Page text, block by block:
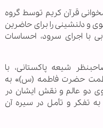
قرآن کریم توسط گروه
و دلنشینی را برای حاضرین
با اجرای سرود، احساسات
شیعه پاکستانی، با
حضرت فاطمه (س)» به
دو عالم و نقش ایشان در
به تفکر و تأمل در سیره آن